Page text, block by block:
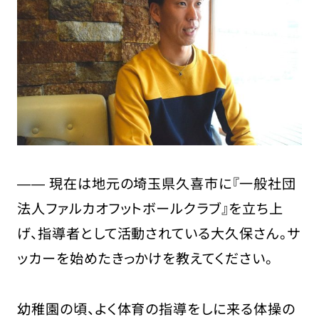
―― 現在は地元の埼玉県久喜市に『一般社団
法人ファルカオフットボールクラブ』を立ち上
げ、指導者として活動されている大久保さん。サ
ッカーを始めたきっかけを教えてください。
幼稚園の頃、よく体育の指導をしに来る体操の